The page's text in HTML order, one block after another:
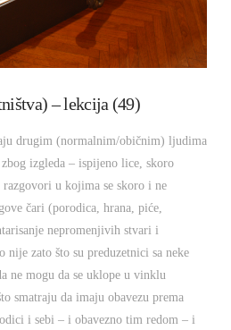
– lekcija (49)
drugim (normalnim/običnim) ljudima
izgleda – ispijeno lice, skoro
u kojima se skoro i ne
čari (porodica, hrana, piće,
nepromenjivih stvari i
zato što su preduzetnici sa neke
ne mogu da se uklope u vinklu
smatraju da imaju obavezu prema
i sebi – i obavezno tim redom – i